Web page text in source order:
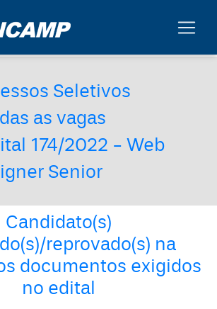
Seletivos
as vagas
174/2022 - Web
Senior
Candidato(s)
reprovado(s) na
documentos exigidos
no edital